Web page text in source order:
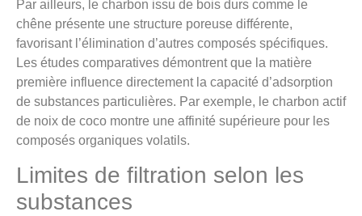
Par ailleurs, le charbon issu de bois durs comme le
chêne présente une structure poreuse différente,
favorisant l’élimination d’autres composés spécifiques.
Les études comparatives démontrent que la matière
première influence directement la capacité d’adsorption
de substances particulières. Par exemple, le charbon actif
de noix de coco montre une affinité supérieure pour les
composés organiques volatils.
Limites de filtration selon les
substances